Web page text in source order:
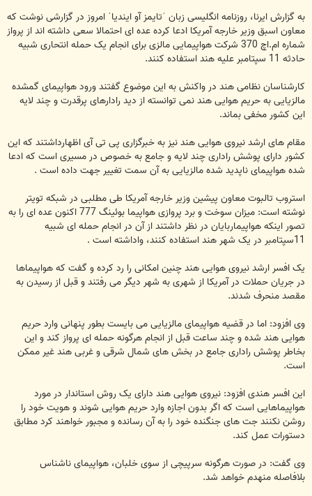
به گزارش ایرنا، روزنامه انگلیسی زبان ˈتایمز آو ایندیاˈ امروز در گزارشی نوشت که
معاون اسبق وزیر خارجه آمریکا ادعا کرده عده ای احتمالا سعی داشته اند از پرواز
شماره ام.اچ 370 شرکت هواپیمایی مالزی برای انجام یک حمله انتحاری شبیه
حادثه 11 سپتامبر علیه هند استفاده کنند.
کارشناسان نظامی هند در واکنش به این موضوع گفتند ورود هواپیمای گمشده
مالزیایی به حریم هوایی هند نمی توانسته از دید رادارهای پرقدرت و چند لایه
این کشور مخفی بماند.
مقام های ارشد نیروی هوایی هند نیز به خبرگزاری پی تی آی اظهارداشتند که این
کشور دارای پوشش راداری چند لایه و جامع به خصوص در مسیری است که ادعا
شده هواپیمای ناپدید شده مالزیایی به آن سمت تغییر جهت داده است .
استروب تالبوت معاون پیشین وزیر خارجه آمریکا طی مطلبی در شبکه تویتر
نوشته است: میزان سوخت و برد پروازی هواپیما بوئینگ 777 اکنون عده ای را به
تصور اینکه هواپیماربایان در نظر داشتند از آن در انجام حمله ای شبیه
11سپتامبر در یک شهر هند استفاده کنند، واداشته است .
یک افسر ارشد نیروی هوایی هند چنین امکانی را رد کرده و گفت که هواپیماها
در جریان حملات در آمریکا از شهری به شهر دیگر می رفتند و قبل از رسیدن به
مقصد منحرف شدند.
وی افزود: اما در قضیه هواپیمای مالزیایی می بایست بطور پنهانی وارد حریم
هوایی هند شده و چند ساعت قبل از انجام هرگونه حمله ای پرواز کند و این
بخاطر پوشش راداری جامع در بخش های شمال شرقی و غربی هند غیر ممکن
است.
این افسر هندی افزود: نیروی هوایی هند دارای یک روش استاندار در مورد
هواپیماهایی است که اگر بدون اجازه وارد حریم هوایی شوند و هویت خود را
روشن نکنند جت های جنگنده خود را به آن رسانده و مجبور خواهند کرد مطابق
دستورات عمل کند.
وی گفت: در صورت هرگونه سرپیچی از سوی خلبان، هواپیمای ناشناس
بلافاصله منهدم خواهد شد.